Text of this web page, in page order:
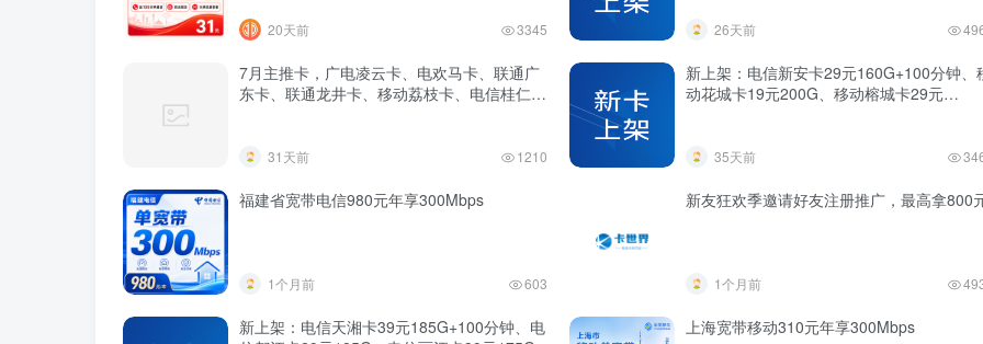
20天前 3345
元190G+100分钟会员、联通海垦卡29元
26天前
7月主推卡，广电凌云卡、电欢马卡、联通广
东卡、联通龙井卡、移动荔枝卡、电信桂仁
31天前 1210
新上架：电信新安卡29元160G+100分钟、
动花城卡19元200G、移动榕城卡29元
川省宽带联通480元年享500Mbps、 贵州省
35天前
福建省宽带电信980元年享300Mbps
1个月前 603
新友狂欢季邀请好友注册推广，最高拿800
1个月前
新上架：电信天湘卡39元185G+100分钟、电
上海宽带移动310元年享300Mbps